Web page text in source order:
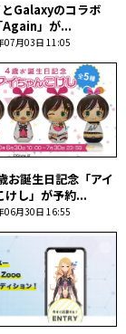
とGalaxyのコラボ
Again」が...
07月03日 11:05
お誕生日記念「アイ
けし」が予約...
06月30日 16:55